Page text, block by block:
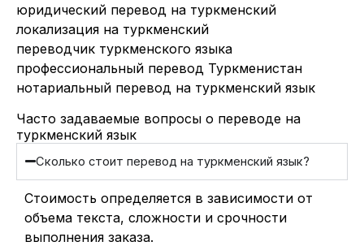
юридический перевод на туркменский
локализация на туркменский
переводчик туркменского языка
профессиональный перевод Туркменистан
нотариальный перевод на туркменский язык
Часто задаваемые вопросы о переводе на
туркменский язык
Сколько стоит перевод на туркменский язык?
Стоимость определяется в зависимости от
объема текста, сложности и срочности
выполнения заказа.